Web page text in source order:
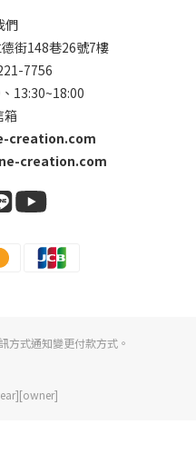
們
街148巷26號7樓
7756
13:30~18:00
箱
creation.com
creation.com
方式通知變更付款方式。